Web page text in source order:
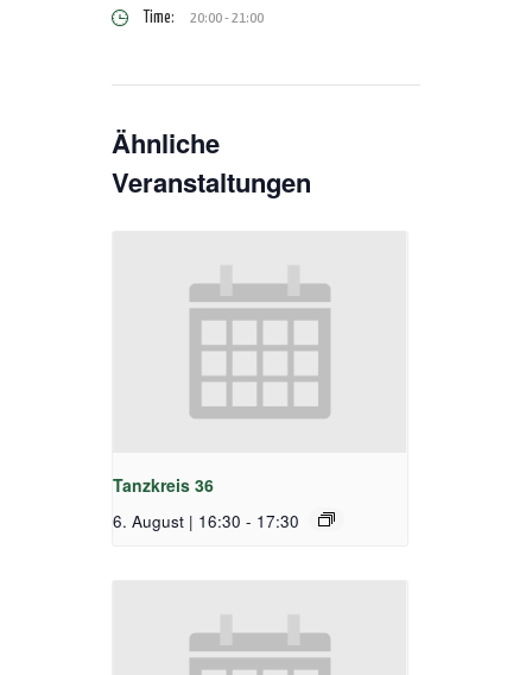
Time: 20:00 - 21:00
Ähnliche
Veranstaltungen
Tanzkreis 36
6. August | 16:30 - 17:30